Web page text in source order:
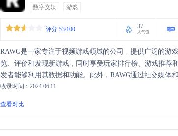
数字文娱 游戏
评分 53/100 37
人气值
RAWG是一家专注于视频游戏领域的公司，提供广泛的游
览、评价和发现新游戏，同时享受玩家排行榜、游戏推荐
发者能够利用其数据和功能。此外，RAWG通过社交媒体
一个活跃的游戏爱好者社区。
收录时间：2024.06.11
查看对比